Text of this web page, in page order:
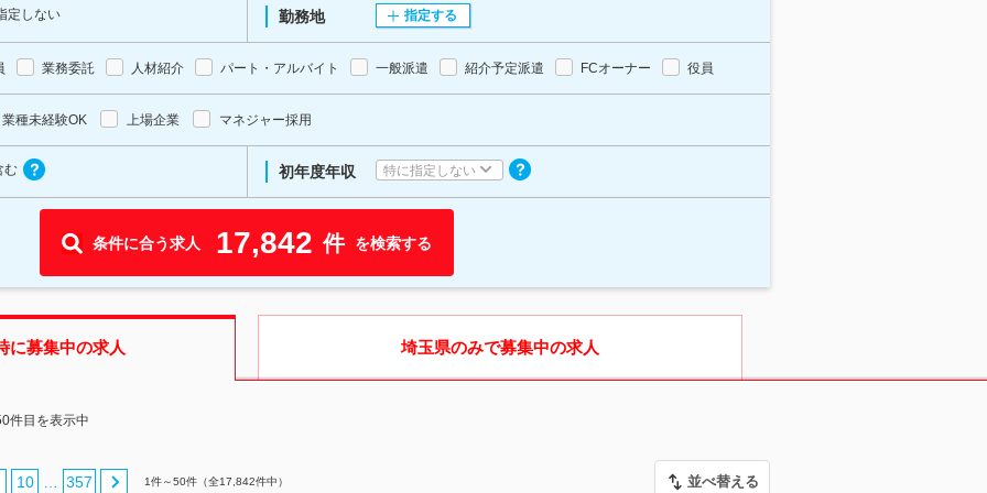
定しない 勤務地 指定する
業務委託 人材紹介 パート・アルバイト 一般派遣 紹介予定派遣 FCオーナー 役員
業種未経験OK 上場企業 マネジャー採用
む 初年度年収 特に指定しない
条件に合う求人 17,842 件 を検索する
に募集中の求人 埼玉県のみで募集中の求人
件目を表示中
10 … 357 1件～50件（全17,842件中） 並べ替える